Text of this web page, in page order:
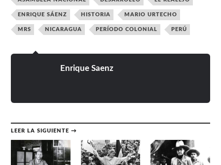
ENRIQUE SÁENZ HISTORIA MARIO URTECHO
MRS NICARAGUA PERÍODO COLONIAL PERÚ
Enrique Saenz
LEER LA SIGUIENTE →